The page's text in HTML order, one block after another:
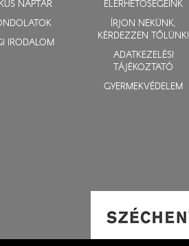
NAPTÁR
IRODALOM
ELÉRHETŐSÉGEINK
ÍRJON NEKÜNK,
KÉRDEZZEN TŐLÜNK!
ADATKEZELÉSI
TÁJÉKOZTATÓ
GYERMEKVÉDELEM